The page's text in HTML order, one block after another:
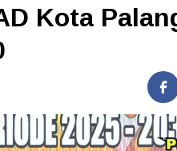
Kota